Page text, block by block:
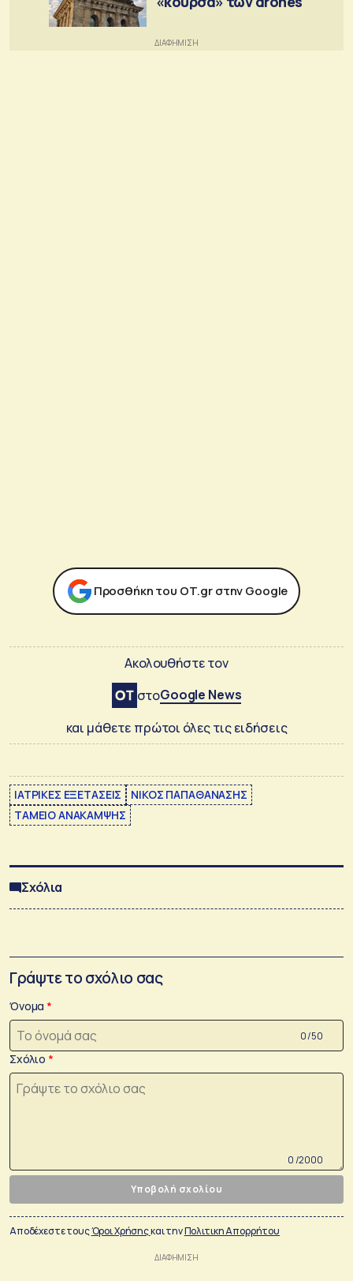
Προσθήκη του ΟΤ.gr στην Google
Ακολουθήστε τον
στοGoogle News
και μάθετε πρώτοι όλες τις ειδήσεις
ΙΑΤΡΙΚΕΣ ΕΞΕΤΑΣΕΙΣ
ΝΙΚΟΣ ΠΑΠΑΘΑΝΑΣΗΣ
ΤΑΜΕΙΟ ΑΝΑΚΑΜΨΗΣ
Σχόλια
Γράψτε το σχόλιο σας
Όνομα
0 /50
Σχόλιο
0 /2000
Υποβολή σχολίου
Αποδέχεστε τουςΌροι Χρήσηςκαι τηνΠολιτικη Απορρήτου